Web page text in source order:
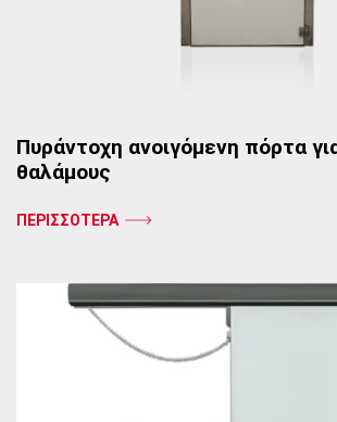
Πυράντοχη ανοιγόμενη πόρτα
θαλάμους
ΠΕΡΙΣΣΟΤΕΡΑ